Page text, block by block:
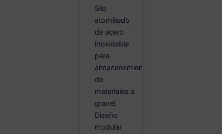
Silo
atornillado
de acero
inoxidable
para
almacenamiento
de
materiales a
granel
Diseño
modular